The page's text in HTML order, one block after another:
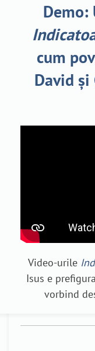
cum
David
Video-urile
Isus e
vorbind